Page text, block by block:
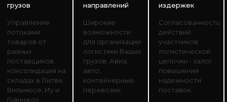
грузов
Управление
потоками
товаров от
разных
поставщиков,
консолидация на
складах в Литве,
Вильнюсе, Иу и
Гуанчжоу.
направлений
Широкие
возможности
для организации
логистики Ваших
грузов. Авиа,
авто,
контейнерные
перевозки.
издержек
Согласованность
действий
участников
логистической
цепочки - залог
повышения
надежности
поставок.